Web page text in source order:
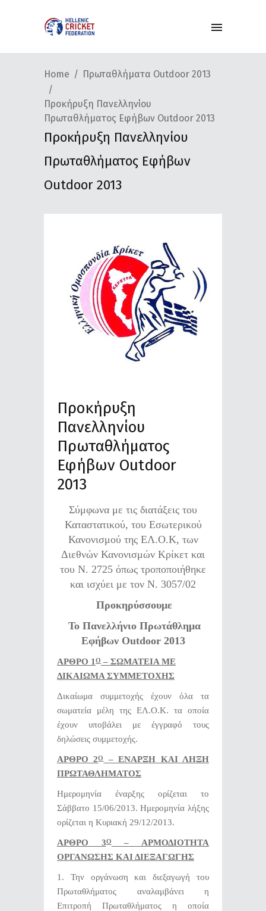
Home Πρωταθλήματα Outdoor 2013
Προκήρυξη Πανελληνίου
Πρωταθλήματος Εφήβων Outdoor 2013
Προκήρυξη Πανελληνίου
Πρωταθλήματος Εφήβων
Outdoor 2013
Προκήρυξη
Πανελληνίου
Πρωταθλήματος
Εφήβων Outdoor
2013
Σύμφωνα με τις διατάξεις του
Καταστατικού, του Εσωτερικού
Κανονισμού της ΕΛ.Ο.Κ, των
Διεθνών Κανονισμών Κρίκετ και
του Ν. 2725 όπως τροποποιήθηκε
και ισχύει με τον Ν. 3057/02
Προκηρύσσουμε
Το Πανελλήνιο Πρωτάθλημα
Εφήβων Outdoor 2013
ΑΡΘΡΟ 1 Ο – ΣΩΜΑΤΕΙΑ ΜΕ
ΔΙΚΑΙΩΜΑ ΣΥΜΜΕΤΟΧΗΣ
Δικαίωμα συμμετοχής έχουν όλα τα
σωματεία μέλη της ΕΛ.Ο.Κ. τα οποία
έχουν υποβάλει με έγγραφό τους
δηλώσεις συμμετοχής.
ΑΡΘΡΟ 2Ο– ΕΝΑΡΞΗ ΚΑΙ ΛΗΞΗ
ΠΡΩΤΑΘΛΗΜΑΤΟΣ
Ημερομηνία έναρξης ορίζεται το
Σάββατο 15/06/2013. Ημερομηνία λήξης
ορίζεται η Κυριακή 29/12/2013.
ΑΡΘΡΟ 3Ο– ΑΡΜΟΔΙΟΤΗΤΑ
ΟΡΓΑΝΩΣΗΣ ΚΑΙ ΔΙΕΞΑΓΩΓΗΣ
1. Την οργάνωση και διεξαγωγή του
Πρωταθλήματος αναλαμβάνει η
Επιτροπή Πρωταθλήματος η οποία